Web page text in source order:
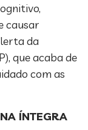
causar
da
que acaba de
com as
ÍNTEGRA